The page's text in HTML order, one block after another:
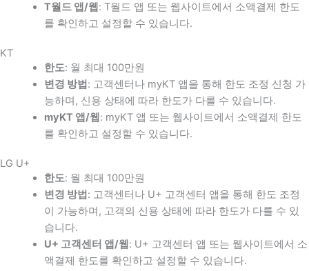
T월드 앱/웹 : T월드 앱 또는 웹사이트에서 소액결제 한도
를 확인하고 설정할 수 있습니다.
KT
한도: 월 최대 100만원
변경 방법 : 고객센터나 myKT 앱을 통해 한도 조정 신청 가
능하며, 신용 상태에 따라 한도가 다를 수 있습니다.
myKT 앱/웹 : myKT 앱 또는 웹사이트에서 소액결제 한도
를 확인하고 설정할 수 있습니다.
LG U+
한도: 월 최대 100만원
변경 방법 : 고객센터나 U+ 고객센터 앱을 통해 한도 조정
이 가능하며, 고객의 신용 상태에 따라 한도가 다를 수 있
습니다.
U+ 고객센터 앱/웹 : U+ 고객센터 앱 또는 웹사이트에서 소
액결제 한도를 확인하고 설정할 수 있습니다.